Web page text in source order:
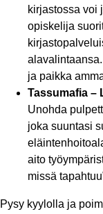
kirjastossa voi
opiskelija
ja paikka
Tassumafia –
Unohda
joka suuntasi
aito
missä
Pysy kyylolla ja